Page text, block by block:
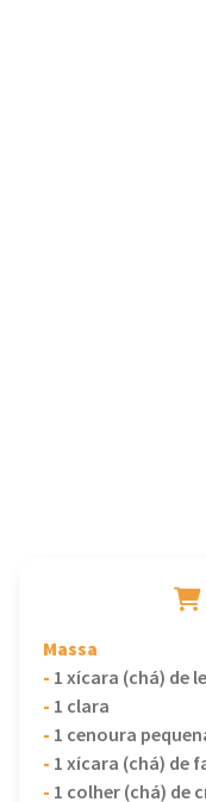
Massa
- 1 xícara (chá) de
- 1 clara
- 1 cenoura
- 1 xícara (chá) de
- 1 colher (chá) de